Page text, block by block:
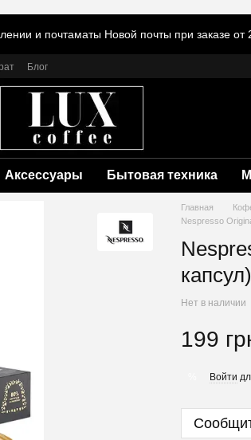
и почтаматы Новой почты при заказе от
Блог
Аксессуары Бытовая техника
Главная
Nespresso
капсул)
Нет в наличии
199
Войти